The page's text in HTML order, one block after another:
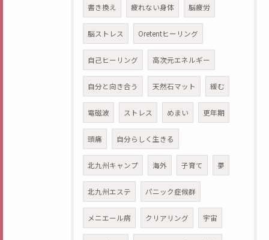
書き換え 疲れない身体 脳疲労
脳ストレス Oretentヒーリング
自己ヒーリング 高次元エネルギー
自分と向き合う 天然石マット 緩む
電磁波 ストレス めまい 更年期
頭痛 自分らしく生きる
北九州キャンプ 海外 子育て 夢
北九州エステ パニック症候群
メニエール病 クリアリング 宇宙